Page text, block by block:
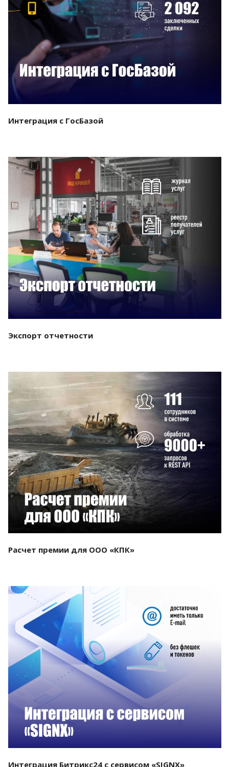
Смотреть проект
Интеграция с ГосБазой
Смотреть проект
Экспорт отчетности
Смотреть проект
Расчет премии для ООО «КПК»
Смотреть проект
Интеграция Битрикс24 с сервисом «SIGNX»